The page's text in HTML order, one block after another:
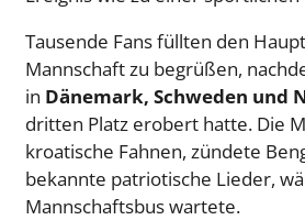
Tausende Fans füllten den
Mannschaft zu begrüßen,
in Dänemark, Schweden und
dritten Platz erobert hatte. Die
kroatische Fahnen, zündete
bekannte patriotische Lieder,
Mannschaftsbus wartete.